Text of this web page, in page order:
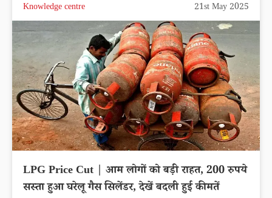
Knowledge centre 21st May 2025
LPG Price Cut | आम लोगों को बड़ी राहत, 200 रुपये
सस्ता हुआ घरेलू गैस सिलेंडर, देखें बदली हुई कीमतें